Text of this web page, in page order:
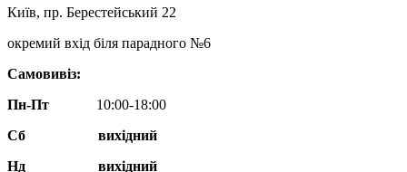
Київ, пр. Берестейський 22
окремий вхід біля парадного №6
Самовивіз:
Пн-Пт
10:00-18:00
Сб
вихідний
Нд
вихідний